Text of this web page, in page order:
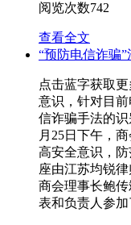
阅览次数742
查看全文
“预防电信诈骗
点击蓝字获取
意识，针对目
信诈骗手法的
月25日下午，
高安全意识，
座由江苏均锐
商会理事长鲍
表和负责人参